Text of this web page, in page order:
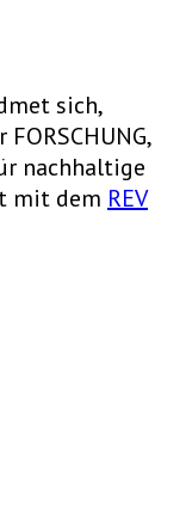
sich,
nachhaltige
mit dem REV